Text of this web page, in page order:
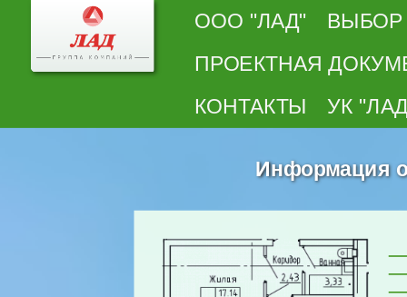
ООО "ЛАД" ВЫБОР
ПРОЕКТНАЯ
КОНТАКТЫ УК
Информация о